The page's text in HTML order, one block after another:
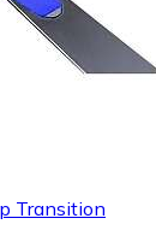
Transition